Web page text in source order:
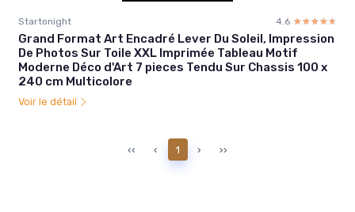
Startonight 4.6 ☆☆☆☆☆
★★★★★
Grand Format Art Encadré Lever Du Soleil, Impression
De Photos Sur Toile XXL Imprimée Tableau Motif
Moderne Déco d'Art 7 pieces Tendu Sur Chassis 100 x
240 cm Multicolore
Voir le détail
‹‹ ‹ 1 › ››